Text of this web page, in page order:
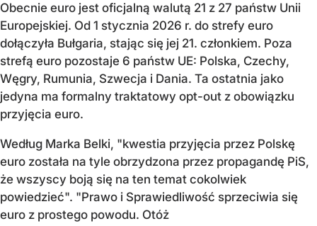
Obecnie euro jest oficjalną walutą 21 z 27 państw Unii
Europejskiej. Od 1 stycznia 2026 r. do strefy euro
dołączyła Bułgaria, stając się jej 21. członkiem. Poza
strefą euro pozostaje 6 państw UE: Polska, Czechy,
Węgry, Rumunia, Szwecja i Dania. Ta ostatnia jako
jedyna ma formalny traktatowy opt-out z obowiązku
przyjęcia euro.
Według Marka Belki, "kwestia przyjęcia przez Polskę
euro została na tyle obrzydzona przez propagandę PiS,
że wszyscy boją się na ten temat cokolwiek
powiedzieć". "Prawo i Sprawiedliwość sprzeciwia się
euro z prostego powodu. Otóż